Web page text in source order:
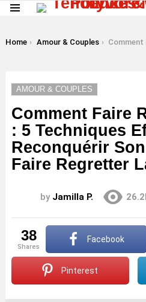
You are here:
Home Amour & Couples Comment Faire Revenir Son Ex : 5 Techniques Efficaces Pour
AMOUR & COUPLES
Comment Faire
: 5 Techniques
Reconquérir
Faire Regretter
by Jamilla P.
38
shares
Facebook
Pinterest